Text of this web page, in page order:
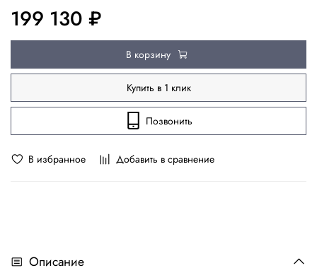
В избранное Добавить в сравнение
199 130 ₽
В корзину
Купить в 1 клик
Позвонить
Описание